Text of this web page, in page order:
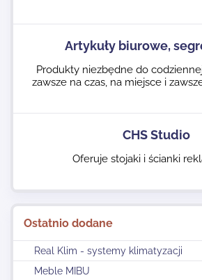
Ostatnio dodane
Real Klim - systemy klimatyzacji
Meble MIBU
Artykuły biurowe,
Produkty niezbędne do
zawsze na czas, na miejsce i
CHS Studio
Oferuje stojaki i ścianki